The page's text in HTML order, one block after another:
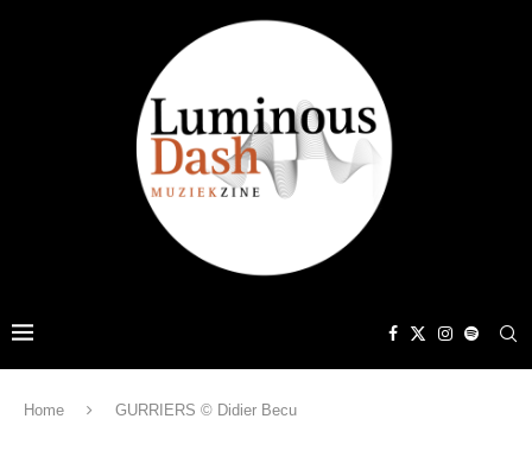
Home GURRIERS © Didier Becu